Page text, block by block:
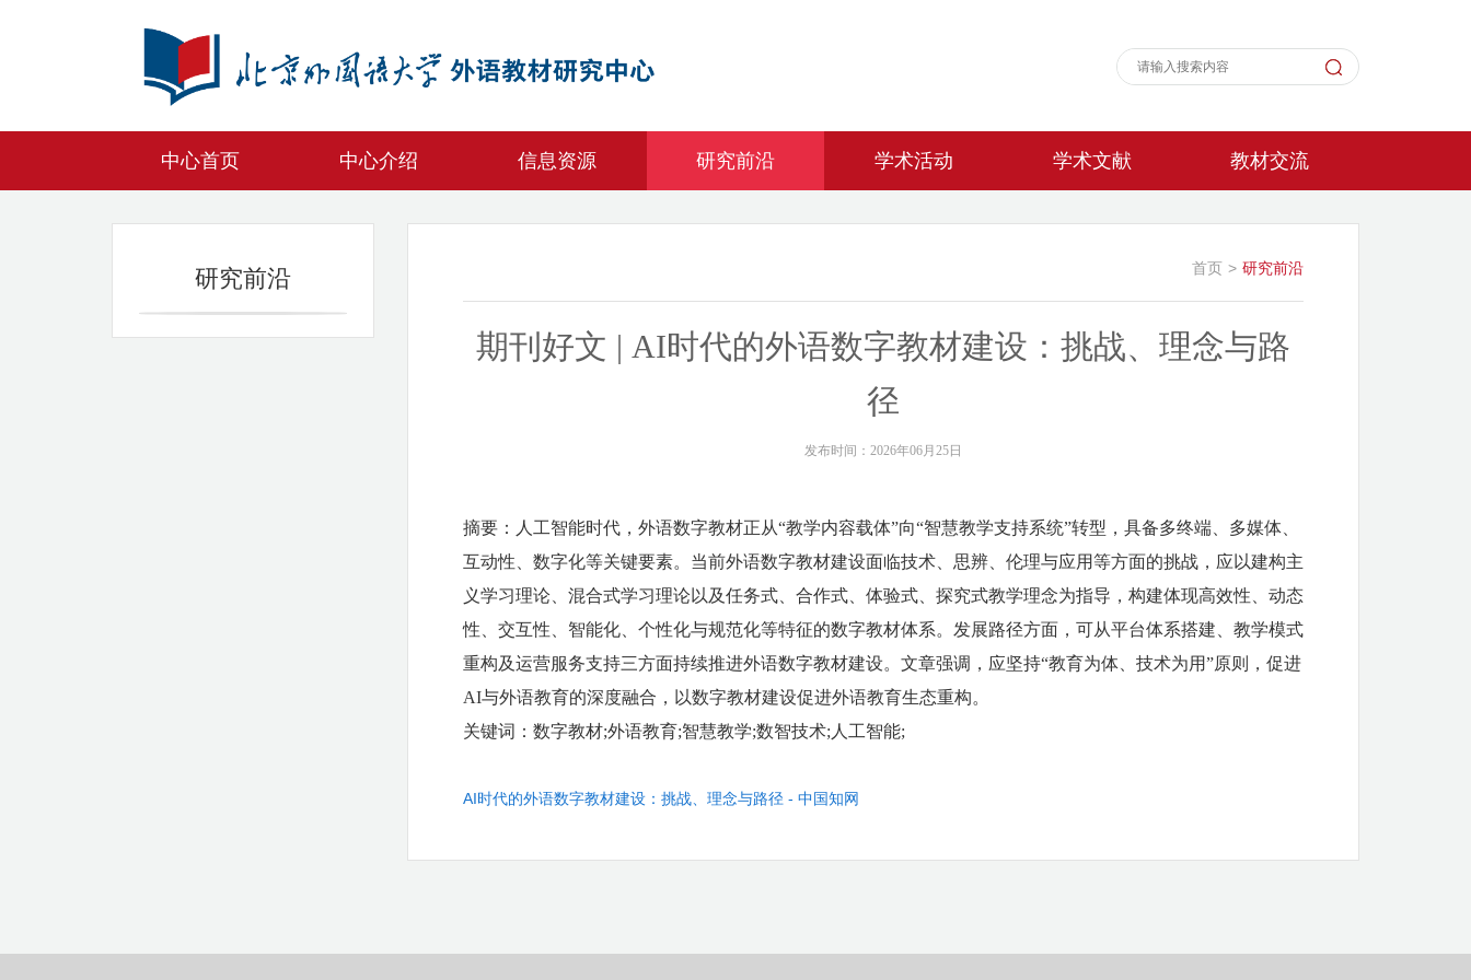
中心首页 中心介绍 信息资源 研究前沿 学术活动 学术文献 教材交流
研究前沿 首页 > 研究前沿
期刊好文 | AI时代的外语数字教材建设：挑战、理念与路
径
发布时间：2026年06月25日
摘要：人工智能时代，外语数字教材正从“教学内容载体”向“智慧教学支持系统”转型，具备多终端、多媒体、
互动性、数字化等关键要素。当前外语数字教材建设面临技术、思辨、伦理与应用等方面的挑战，应以建构主
义学习理论、混合式学习理论以及任务式、合作式、体验式、探究式教学理念为指导，构建体现高效性、动态
性、交互性、智能化、个性化与规范化等特征的数字教材体系。发展路径方面，可从平台体系搭建、教学模式
重构及运营服务支持三方面持续推进外语数字教材建设。文章强调，应坚持“教育为体、技术为用”原则，促进
AI与外语教育的深度融合，以数字教材建设促进外语教育生态重构。
关键词： 数字教材;外语教育;智慧教学;数智技术;人工智能;
AI时代的外语数字教材建设：挑战、理念与路径 - 中国知网